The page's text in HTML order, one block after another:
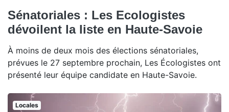
Sénatoriales : Les Ecologistes
dévoilent la liste en Haute-Savoie
À moins de deux mois des élections sénatoriales,
prévues le 27 septembre prochain, Les Écologistes ont
présenté leur équipe candidate en Haute-Savoie.
Locales